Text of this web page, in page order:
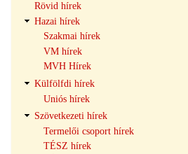
navigáció
Rövid hírek
Hazai hírek
Szakmai hírek
VM hírek
MVH Hírek
Külfölfdi hírek
Uniós hírek
Szövetkezeti hírek
Termelői csoport hírek
TÉSZ hírek